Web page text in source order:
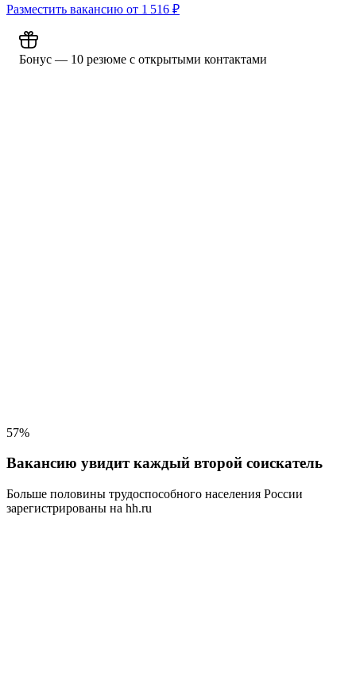
Разместить вакансию от 1 516 ₽
Бонус — 10 резюме с открытыми контактами
57%
Вакансию увидит каждый второй соискатель
Больше половины трудоспособного населения России
зарегистрированы на hh.ru